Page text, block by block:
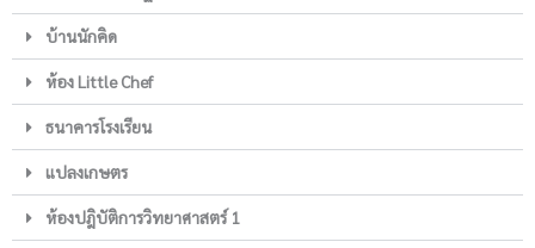
บ้านนักคิด
ห้อง Little Chef
ธนาคารโรงเรียน
แปลงเกษตร
ห้องปฎิบัติการวิทยาศาสตร์ 1